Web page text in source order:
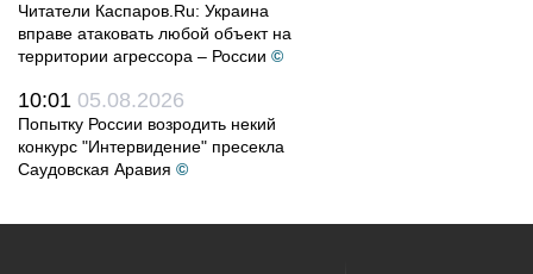
Читатели Каспаров.Ru: Украина
вправе атаковать любой объект на
территории агрессора – России ©
10:01 05.08.2026
Попытку России возродить некий
конкурс "Интервидение" пресекла
Саудовская Аравия ©